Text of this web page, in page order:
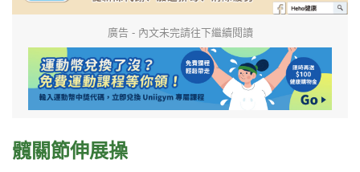
廣告 - 內文未完請往下繼續閱讀
髖關節伸展操